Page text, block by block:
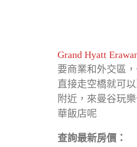
Grand Hyatt
要商業和外交區
直接走空橋就可
附近，來曼谷玩
華飯店呢
查詢最新房價：